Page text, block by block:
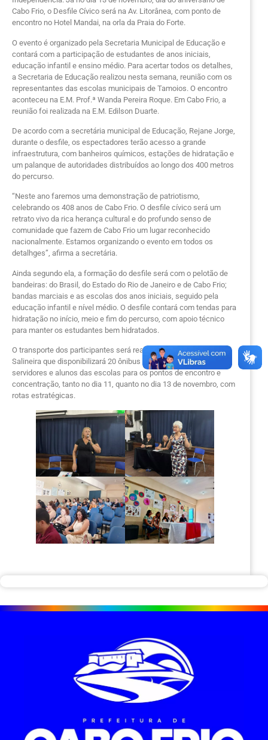
Cabo Frio, o Desfile Cívico será na Av. Litorânea, com ponto de
encontro no Hotel Mandai, na orla da Praia do Forte.
O evento é organizado pela Secretaria Municipal de Educação e
contará com a participação de estudantes de anos iniciais,
educação infantil e ensino médio. Para acertar todos os detalhes,
a Secretaria de Educação realizou nesta semana, reunião com os
representantes das escolas municipais de Tamoios. O encontro
aconteceu na E.M. Prof.ª Wanda Pereira Roque. Em Cabo Frio, a
reunião foi realizada na E.M. Edilson Duarte.
De acordo com a secretária municipal de Educação, Rejane Jorge,
durante o desfile, os espectadores terão acesso a grande
infraestrutura, com banheiros químicos, estações de hidratação e
um palanque de autoridades distribuídos ao longo dos 400 metros
do percurso.
“Neste ano faremos uma demonstração de patriotismo,
celebrando os 408 anos de Cabo Frio. O desfile cívico será um
retrato vivo da rica herança cultural e do profundo senso de
comunidade que fazem de Cabo Frio um lugar reconhecido
nacionalmente. Estamos organizando o evento em todos os
detalhges”, afirma a secretária.
Ainda segundo ela, a formação do desfile será com o pelotão de
bandeiras: do Brasil, do Estado do Rio de Janeiro e de Cabo Frio;
bandas marciais e as escolas dos anos iniciais, seguido pela
educação infantil e nível médio. O desfile contará com tendas para
hidratação no início, meio e fim do percurso, com apoio técnico
para manter os estudantes bem hidratados.
O transporte dos participantes será realizado com o apoio da
Salineira que disponibilizará 20 ônibus para o mobilidade de
servidores e alunos das escolas para os pontos de encontro e
concentração, tanto no dia 11, quanto no dia 13 de novembro, com
rotas estratégicas.